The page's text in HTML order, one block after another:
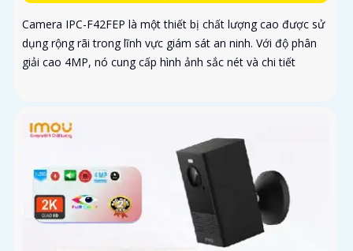
Camera IPC-F42FEP là một thiết bị chất lượng cao được sử
dụng rộng rãi trong lĩnh vực giám sát an ninh. Với độ phân
giải cao 4MP, nó cung cấp hình ảnh sắc nét và chi tiết